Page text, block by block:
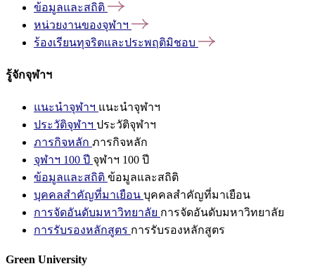
ข้อมูลและสถิติ
หน่วยงานของจุฬาฯ
ร้องเรียนทุจริตและประพฤติมิชอบ
รู้จักจุฬาฯ
แนะนำจุฬาฯ แนะนำจุฬาฯ
ประวัติจุฬาฯ ประวัติจุฬาฯ
ภารกิจหลัก ภารกิจหลัก
จุฬาฯ 100 ปี จุฬาฯ 100 ปี
ข้อมูลและสถิติ ข้อมูลและสถิติ
บุคคลสำคัญที่มาเยือน บุคคลสำคัญที่มาเยือน
การจัดอันดับมหาวิทยาลัย การจัดอันดับมหาวิทยาลัย
การรับรองหลักสูตร การรับรองหลักสูตร
Green University